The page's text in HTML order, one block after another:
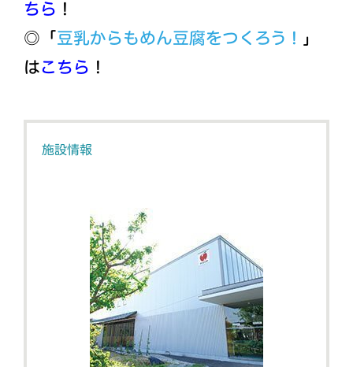
ちら ！
◎「 豆乳からもめん豆腐をつくろう！
」
はこちら ！
施設情報